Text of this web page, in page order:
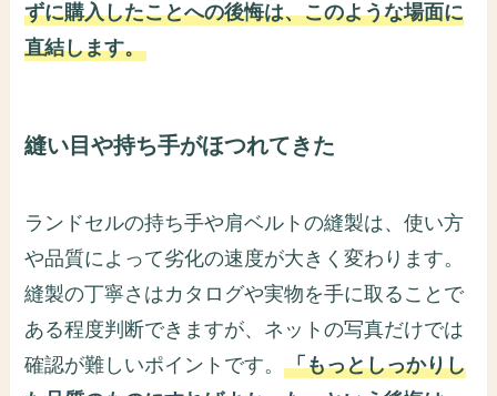
ずに購入したことへの後悔は、このような場面に
直結します。
縫い目や持ち手がほつれてきた
ランドセルの持ち手や肩ベルトの縫製は、使い方
や品質によって劣化の速度が大きく変わります。
縫製の丁寧さはカタログや実物を手に取ることで
ある程度判断できますが、ネットの写真だけでは
確認が難しいポイントです。「もっとしっかりし